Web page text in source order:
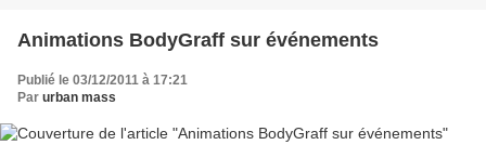
Animations BodyGraff sur événements
Publié le 03/12/2011 à 17:21
Par urban mass